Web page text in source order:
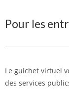
Pour les
Le guichet virtuel
des services